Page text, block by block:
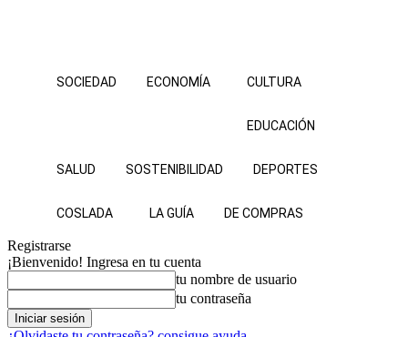
SOCIEDAD ECONOMÍA CULTURA
EDUCACIÓN
SALUD SOSTENIBILIDAD DEPORTES
COSLADA LA GUÍA DE COMPRAS
Registrarse
¡Bienvenido! Ingresa en tu cuenta
tu nombre de usuario
tu contraseña